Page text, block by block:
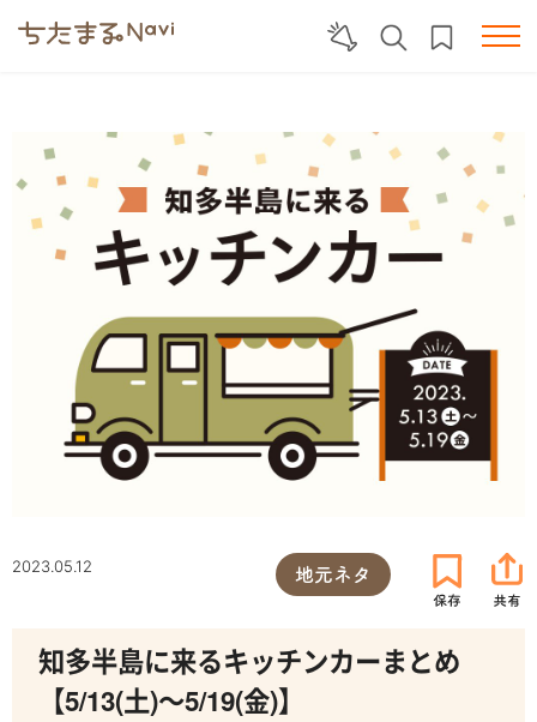
2023.05.12 地元ネタ
知多半島に来るキッチンカーまとめ
【5/13(土)～5/19(金)】